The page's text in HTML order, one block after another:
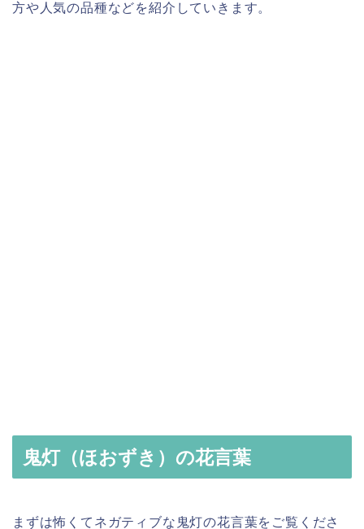
方や人気の品種などを紹介していきます。
鬼灯（ほおずき）の花言葉
まずは怖くてネガティブな鬼灯の花言葉をご覧くださ